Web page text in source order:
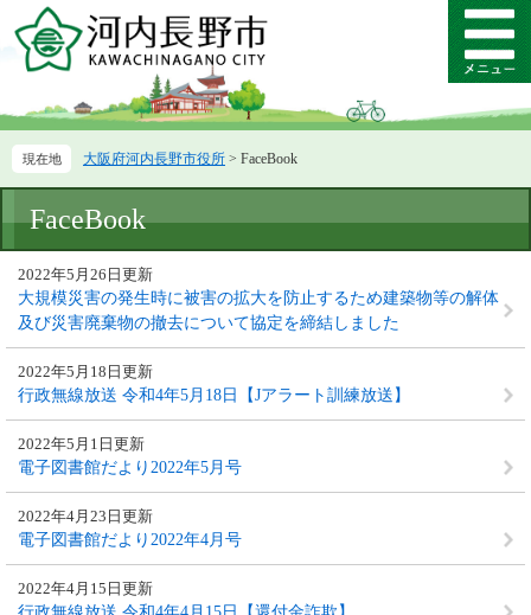
ー
先
す。
ニ
を
し
メ
ニ
ー
大阪府河内長野市役所 > FaceBook
文
FaceBook
大規模災害の発生時に被害の拡大を防止するため建築物等の解体
及び災害廃棄物の撤去について協定を締結しました
2022年5月26日更新
行政無線放送 令和4年5月18日【Jアラート訓練放送】
2022年5月18日更新
電子図書館だより2022年5月号
2022年5月1日更新
電子図書館だより2022年4月号
2022年4月23日更新
2022年4月15日更新